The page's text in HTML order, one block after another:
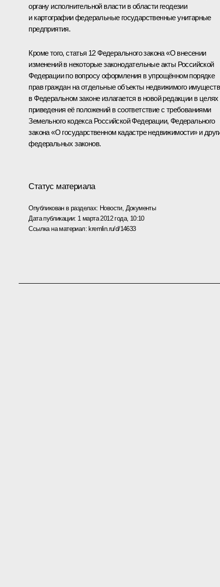
органу исполнительной власти в области геодезии
и картографии федеральные государственные унитарные
предприятия.
Кроме того, статья 12 Федерального закона «О внесении
изменений в некоторые законодательные акты Российской
Федерации по вопросу оформления в упрощённом порядке
прав граждан на отдельные объекты недвижимого
в Федеральном законе излагается в новой редакции в целях
приведения её положений в соответствие с требованиями
Земельного кодекса Российской Федерации, Федерального
закона «О государственном кадастре недвижимости» и
федеральных законов.
Статус материала
Опубликован в разделах: Новости, Документы
Дата публикации: 1 марта 2012 года, 10:10
Ссылка на материал: kremlin.ru/d/14633